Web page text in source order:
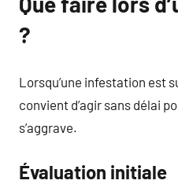
?
Lorsqu’une infestation est
convient d’agir sans délai
s’aggrave.
Évaluation initiale